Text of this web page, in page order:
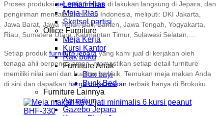
Lemari Hias
Meja Rias
Sketsel partisi
Office Furniture
Meja Kerja
Kursi Kantor
Rak buku
Furniture Anak
Box bayi
Bunk Bed
Furniture Lainnya
Aquarium
Gazebo Jepara
tersedia di sini. Setiap produkmebel jatiyang kami jual di buat
dengan detail dan bahan berkualitas, jadi Anda nggak perlu
khawatir soal kualitasnya.
Proses produksiset meja makan di lakukan langsung di Jepara, dan
pengiriman mencakup seluruh Indonesia, meliputi: DKI Jakarta,
Jawa Barat, Jawa Timur, Bali, Banten, Jawa Tengah, Yogyakarta,
Riau, Sumatera Utara, Kalimantan Timur, Sulawesi Selatan,
Sumatera Selatan, Kepulauan Riau, Sulawesi Utara, Lampung,
Aceh, Kalimantan Selatan, Nusa Tenggara Barat (NTB), Sumatera
Barat, Kalimantan Tengah, Maluku, Nusa Tenggara Timur (NTT),
Bengkulu, Maluku Utara, Sulawesi Tenggara, Sulawesi Tengah,
Kalimantan Barat, Papua, Jambi, Gorontalo, Sulawesi Barat,
Bangka Belitung, Kalimantan Utara, Kepulauan Bangka Belitung,
Sumatera Selatan, Kalimantan Timur, Kalimantan Tengah
Setiap produk furniture jeparayang kami jual di kerjakan oleh
tenaga ahli berpengalaman, memastikan setiap detail furniture
memiliki nilai seni dan kualitas terbaik. Temukan meja makan Anda
di sini dan dapatkan harga meja makan terbaik hanya di Brokoku
Home Furnishing.